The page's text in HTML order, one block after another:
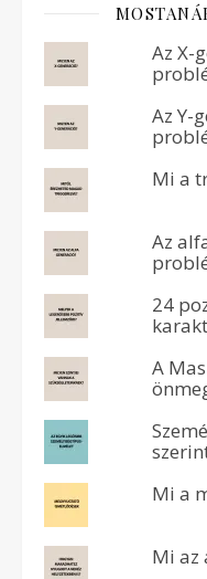
Az X-
Az Y-
Mi a
Az
24
A
Mi a
Mi az